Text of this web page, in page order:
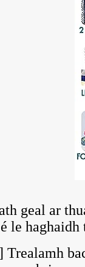
geal ar
le
Trealamh